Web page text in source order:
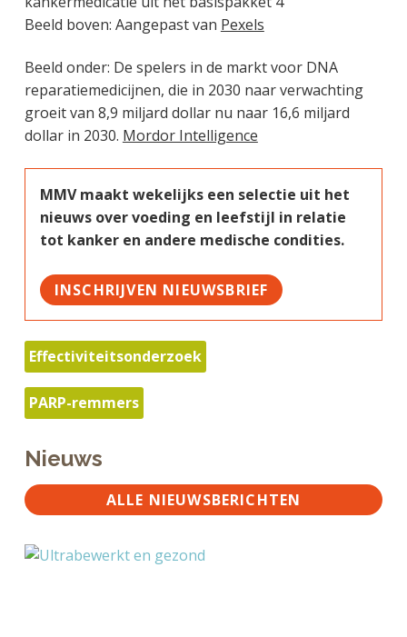
Beeld boven: Aangepast van Pexels
Beeld onder: De spelers in de markt voor DNA
reparatiemedicijnen, die in 2030 naar verwachting
groeit van 8,9 miljard dollar nu naar 16,6 miljard
dollar in 2030. Mordor Intelligence
MMV maakt wekelijks een selectie uit het
nieuws over voeding en leefstijl in relatie
tot kanker en andere medische condities.
INSCHRIJVEN NIEUWSBRIEF
Effectiviteitsonderzoek
PARP-remmers
Nieuws
ALLE NIEUWSBERICHTEN